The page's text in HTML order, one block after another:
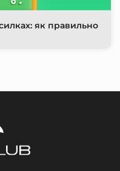
як правильно